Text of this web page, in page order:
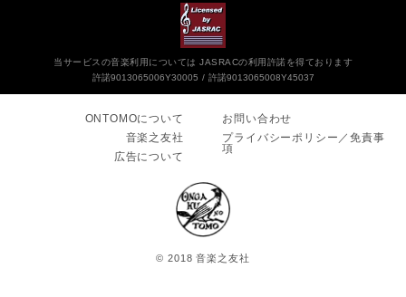
当サービスの音楽利用については JASRACの利用許諾を得ております
許諾9013065006Y30005
許諾9013065008Y45037
ONTOMOについて
音楽之友社
広告について
お問い合わせ
プライバシーポリシー／免責事
項
© 2018 音楽之友社